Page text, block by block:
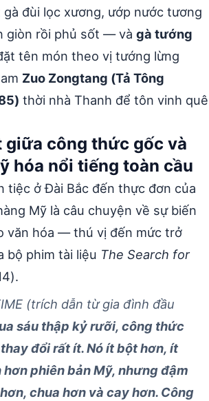
đùi lọc xương, ướp nước tương
giòn rồi phủ sốt — và gà tướng
tên món theo vị tướng lừng
Zuo Zongtang (Tả Tông
thời nhà Thanh để tôn vinh quê
giữa công thức gốc và
hóa nổi tiếng toàn cầu
tiệc ở Đài Bắc đến thực đơn của
Mỹ là câu chuyện về sự biến
văn hóa — thú vị đến mức trở
bộ phim tài liệu The Search for
(trích dẫn từ gia đình đầu
sáu thập kỷ rưỡi, công thức
đổi rất ít. Nó ít bột hơn, ít
phiên bản Mỹ, nhưng đậm
chua hơn và cay hơn. Công